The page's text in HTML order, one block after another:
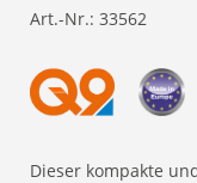
Art.-Nr.: 33562
Dieser kompakte